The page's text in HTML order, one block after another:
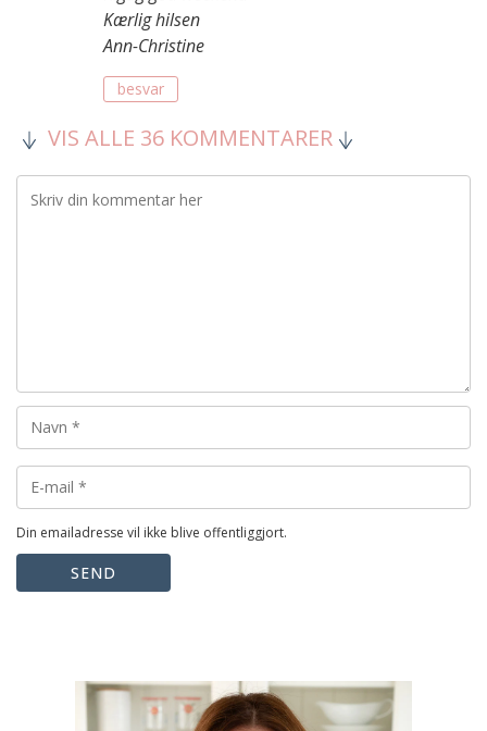
Kærlig hilsen
Ann-Christine
besvar
VIS ALLE 36 KOMMENTARER
Din emailadresse vil ikke blive offentliggjort.
SEND